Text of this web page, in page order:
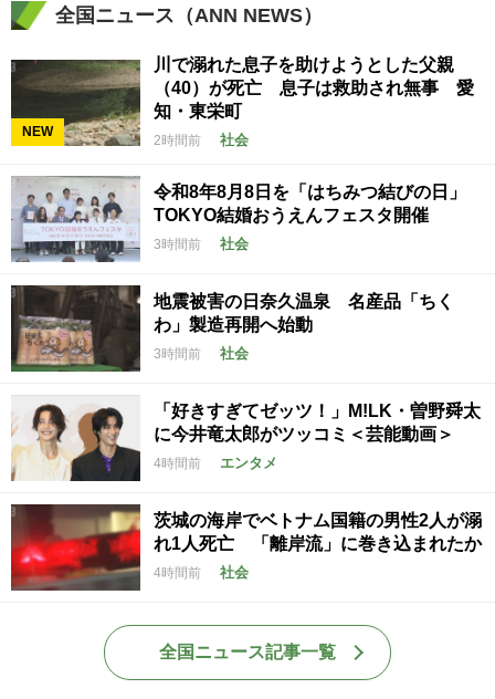
全国ニュース（ANN NEWS）
NEW
川で溺れた息子を助けようとした父親
（40）が死亡 息子は救助され無事 愛
知・東栄町
2時間前 社会
令和8年8月8日を「はちみつ結びの日」
TOKYO結婚おうえんフェスタ開催
3時間前 社会
地震被害の日奈久温泉 名産品「ちく
わ」製造再開へ始動
3時間前 社会
「好きすぎてゼッツ！」M!LK・曽野舜太
に今井竜太郎がツッコミ＜芸能動画＞
4時間前 エンタメ
茨城の海岸でベトナム国籍の男性2人が溺
れ1人死亡 「離岸流」に巻き込まれたか
4時間前 社会
全国ニュース記事一覧